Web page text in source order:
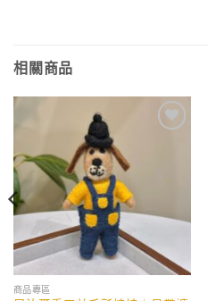
相關商品
商品專區